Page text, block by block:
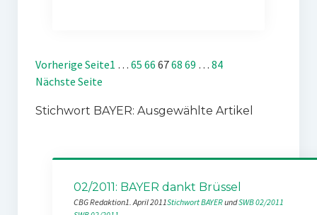
Vorherige Seite1 … 65 66 6768 69 … 84
Nächste Seite
Stichwort BAYER: Ausgewählte Artikel
02/2011: BAYER dankt Brüssel
CBG Redaktion1. April 2011Stichwort BAYER und SWB 02/2011